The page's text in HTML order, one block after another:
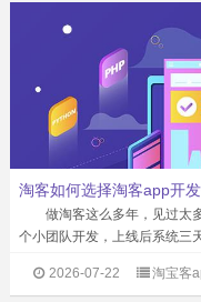
淘客如何选择淘客app开
做淘客这么多年，见过太多
个小团队开发，上线后系统三
前期投入全打了水漂。 ‌开发
2026-07-22 淘宝客